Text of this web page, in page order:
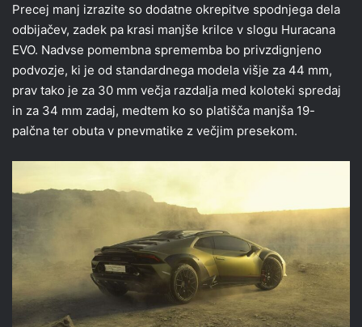
Precej manj izrazite so dodatne okrepitve spodnjega dela
odbijačev, zadek pa krasi manjše krilce v slogu Huracana
EVO. Nadvse pomembna sprememba bo privzdignjeno
podvozje, ki je od standardnega modela višje za 44 mm,
prav tako je za 30 mm večja razdalja med koloteki spredaj
in za 34 mm zadaj, medtem ko so platišča manjša 19-
palčna ter obuta v pnevmatike z večjim presekom.